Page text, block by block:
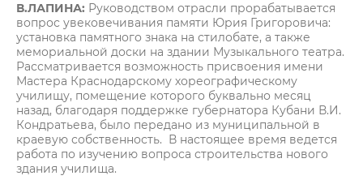
В.ЛАПИНА: Руководством отрасли прорабатывается
вопрос увековечивания памяти Юрия Григоровича:
установка памятного знака на стилобате, а также
мемориальной доски на здании Музыкального театра.
Рассматривается возможность присвоения имени
Мастера Краснодарскому хореографическому
училищу, помещение которого буквально месяц
назад, благодаря поддержке губернатора Кубани В.И.
Кондратьева, было передано из муниципальной в
краевую собственность. В настоящее время ведется
работа по изучению вопроса строительства нового
здания училища.